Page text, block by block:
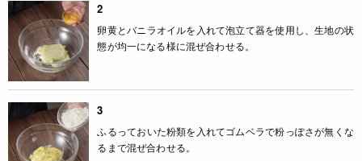
2
卵黄とバニラオイルを入れて泡立て器を使用し、生地の状
態が均一になる様に混ぜ合わせる。
3
ふるっておいた粉類を入れてゴムベラで粉っぽさが無くな
るまで混ぜ合わせる。